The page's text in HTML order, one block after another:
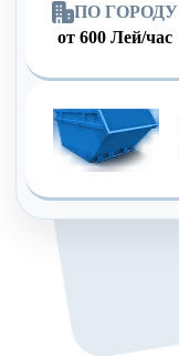
ПО ГОРОДУ
от 600 Лей/час